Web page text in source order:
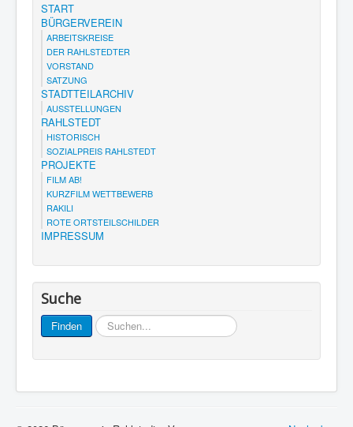
START
BÜRGERVEREIN
ARBEITSKREISE
DER RAHLSTEDTER
VORSTAND
SATZUNG
STADTTEILARCHIV
AUSSTELLUNGEN
RAHLSTEDT
HISTORISCH
SOZIALPREIS RAHLSTEDT
PROJEKTE
FILM AB!
KURZFILM WETTBEWERB
RAKILI
ROTE ORTSTEILSCHILDER
IMPRESSUM
Suche
Finden Suchen...